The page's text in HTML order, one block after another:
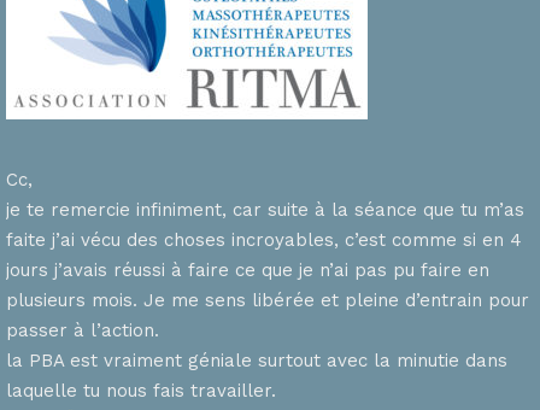
Cc,
je te remercie infiniment, car suite à la séance que tu m’as
faite j’ai vécu des choses incroyables, c’est comme si en 4
jours j’avais réussi à faire ce que je n’ai pas pu faire en
plusieurs mois. Je me sens libérée et pleine d’entrain pour
passer à l’action.
la PBA est vraiment géniale surtout avec la minutie dans
laquelle tu nous fais travailler.